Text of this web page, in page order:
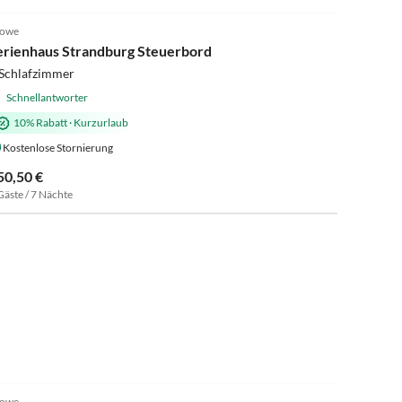
Strandburg Steuerbord
Schnellantworter
10% Rabatt· Kurzurlaub
Kostenlose Stornierung
€
/ 7 Nächte